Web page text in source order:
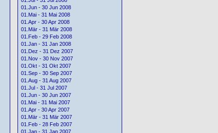
01.Jun - 30 Jun 2008
01.Mai - 31 Mai 2008
01.Apr - 30 Apr 2008
01.Mär - 31 Mär 2008
01.Feb - 29 Feb 2008
01.Jan - 31 Jan 2008
01.Dez - 31 Dez 2007
01.Nov - 30 Nov 2007
01.Okt - 31 Okt 2007
01.Sep - 30 Sep 2007
01.Aug - 31 Aug 2007
01.Jul - 31 Jul 2007
01.Jun - 30 Jun 2007
01.Mai - 31 Mai 2007
01.Apr - 30 Apr 2007
01.Mär - 31 Mär 2007
01.Feb - 28 Feb 2007
01.Jan - 31 Jan 2007